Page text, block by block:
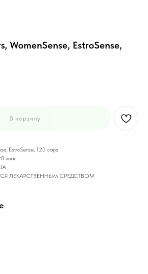
WomenSense, EstroSense,
В корзину
EstroSense, 120 caps
капс
ЛЕКАРСТВЕННЫМ СРЕДСТВОМ